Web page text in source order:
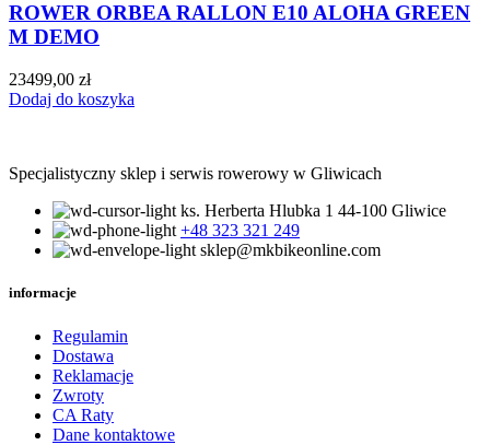
ROWER ORBEA RALLON E10 ALOHA GREEN
M DEMO
23499,00 zł
Dodaj do koszyka
Specjalistyczny sklep i serwis rowerowy w Gliwicach
ks. Herberta Hlubka 1 44-100 Gliwice
+48 323 321 249
sklep@mkbikeonline.com
informacje
Regulamin
Dostawa
Reklamacje
Zwroty
CA Raty
Dane kontaktowe